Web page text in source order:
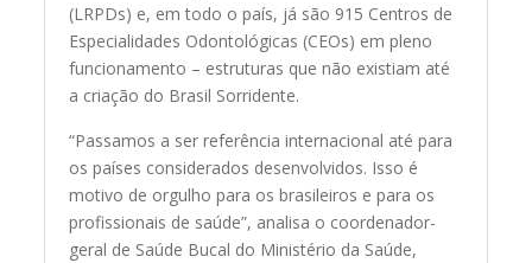
(LRPDs) e, em todo o país, já são 915 Centros de
Especialidades Odontológicas (CEOs) em pleno
funcionamento – estruturas que não existiam até
a criação do Brasil Sorridente.
“Passamos a ser referência internacional até para
os países considerados desenvolvidos. Isso é
motivo de orgulho para os brasileiros e para os
profissionais de saúde”, analisa o coordenador-
geral de Saúde Bucal do Ministério da Saúde,